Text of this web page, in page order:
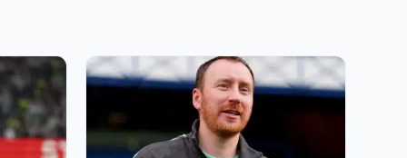
un sérieux coup de pouce